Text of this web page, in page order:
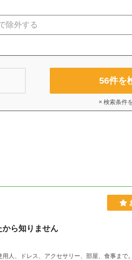
56件を
× 検索条件
ら知りません
人、ドレス、アクセサリー、部屋、食事まで